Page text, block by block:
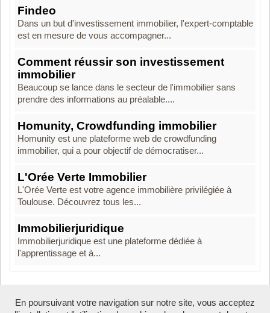
Findeo
Dans un but d'investissement immobilier, l'expert-comptable
est en mesure de vous accompagner...
Comment réussir son investissement
immobilier
Beaucoup se lance dans le secteur de l'immobilier sans
prendre des informations au préalable....
Homunity, Crowdfunding immobilier
Homunity est une plateforme web de crowdfunding
immobilier, qui a pour objectif de démocratiser...
L'Orée Verte Immobilier
L'Orée Verte est votre agence immobilière privilégiée à
Toulouse. Découvrez tous les...
Immobilierjuridique
Immobilierjuridique est une plateforme dédiée à
l'apprentissage et à...
Boosté par Arfooo 2.02 - © 2007 - 2026
En poursuivant votre navigation sur notre site, vous acceptez